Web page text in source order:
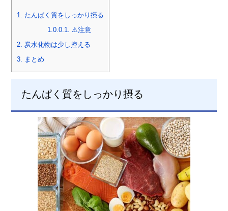
1.
たんぱく質をしっかり摂る
1.0.0.1.
⚠︎注意
2. 炭水化物は少し控える
3.
まとめ
たんぱく質をしっかり摂る